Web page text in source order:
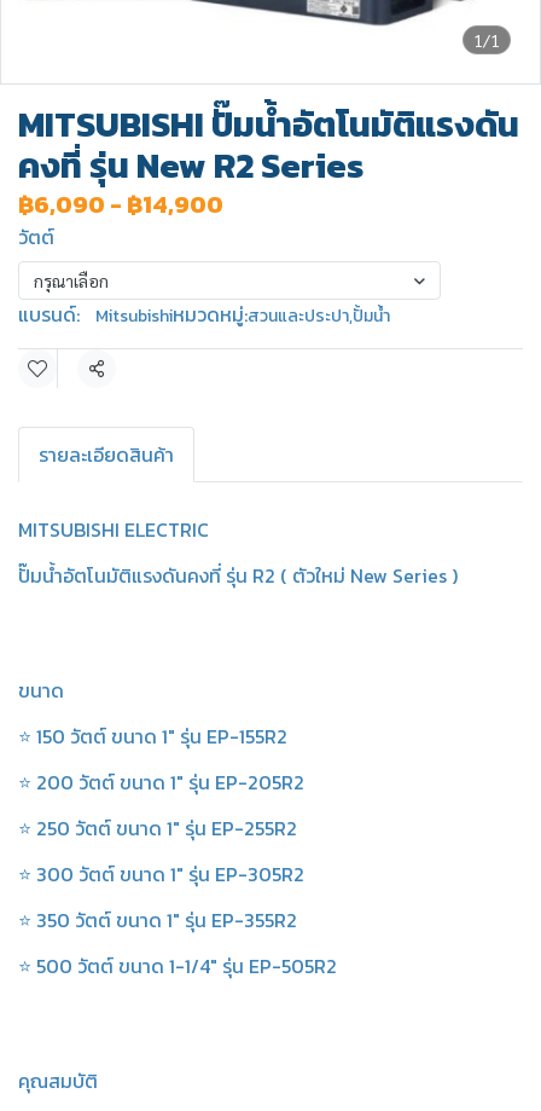
1/1
MITSUBISHI ปั๊มน้ำอัตโนมัติแรงดัน
คงที่ รุ่น New R2 Series
฿6,090 - ฿14,900
วัตต์
กรุณาเลือก
แบรนด์: Mitsubishiหมวดหมู่:สวนและประปา,ปั้มน้ำ
แชร์
รายละเอียดสินค้า
MITSUBISHI ELECTRIC
ปั๊มน้ำอัตโนมัติแรงดันคงที่ รุ่น R2 ( ตัวใหม่ New Series )
ขนาด
⭐ 150 วัตต์ ขนาด 1" รุ่น EP-155R2
⭐ 200 วัตต์ ขนาด 1" รุ่น EP-205R2
⭐ 250 วัตต์ ขนาด 1" รุ่น EP-255R2
⭐ 300 วัตต์ ขนาด 1" รุ่น EP-305R2
⭐ 350 วัตต์ ขนาด 1" รุ่น EP-355R2
⭐ 500 วัตต์ ขนาด 1-1/4" รุ่น EP-505R2
คุณสมบัติ